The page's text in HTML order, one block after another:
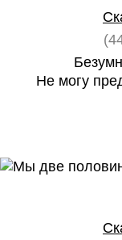
Не могу